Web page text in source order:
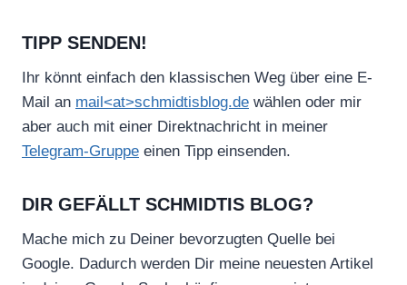
TIPP SENDEN!
Ihr könnt einfach den klassischen Weg über eine E-
Mail an mail<at>schmidtisblog.de wählen oder mir
aber auch mit einer Direktnachricht in meiner
Telegram-Gruppe einen Tipp einsenden.
DIR GEFÄLLT SCHMIDTIS BLOG?
Mache mich zu Deiner bevorzugten Quelle bei
Google. Dadurch werden Dir meine neuesten Artikel